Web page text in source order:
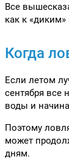
Все
как к
Когда
Если летом
сентября все
воды и
Поэтому
может
дням.